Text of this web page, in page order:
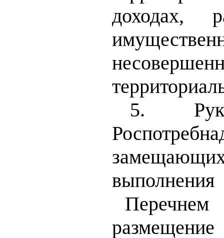
доходах,
5.
Перечнем